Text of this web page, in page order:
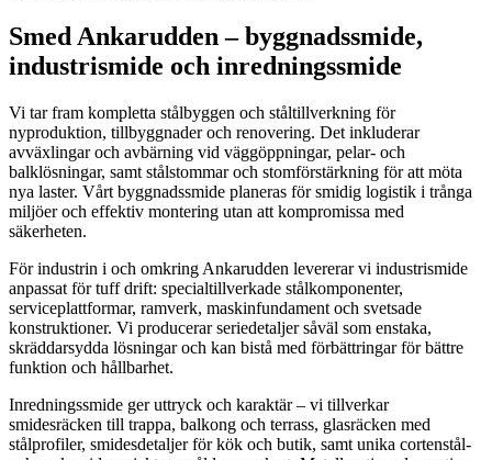
Smed Ankarudden – byggnadssmide,
industrismide och inredningssmide
Vi tar fram kompletta stålbyggen och ståltillverkning för
nyproduktion, tillbyggnader och renovering. Det inkluderar
avväxlingar och avbärning vid väggöppningar, pelar- och
balklösningar, samt stålstommar och stomförstärkning för att möta
nya laster. Vårt byggnadssmide planeras för smidig logistik i trånga
miljöer och effektiv montering utan att kompromissa med
säkerheten.
För industrin i och omkring Ankarudden levererar vi industrismide
anpassat för tuff drift: specialtillverkade stålkomponenter,
serviceplattformar, ramverk, maskinfundament och svetsade
konstruktioner. Vi producerar seriedetaljer såväl som enstaka,
skräddarsydda lösningar och kan bistå med förbättringar för bättre
funktion och hållbarhet.
Inredningssmide ger uttryck och karaktär – vi tillverkar
smidesräcken till trappa, balkong och terrass, glasräcken med
stålprofiler, smidesdetaljer för kök och butik, samt unika cortenstål-